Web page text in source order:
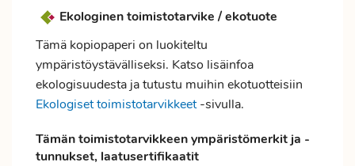
Ekologinen toimistotarvike / ekotuote
Tämä kopiopaperi on luokiteltu
ympäristöystävälliseksi. Katso lisäinfoa
ekologisuudesta ja tutustu muihin ekotuotteisiin
Ekologiset toimistotarvikkeet-sivulla.
Tämän toimistotarvikkeen ympäristömerkit ja -
tunnukset, laatusertifikaatit